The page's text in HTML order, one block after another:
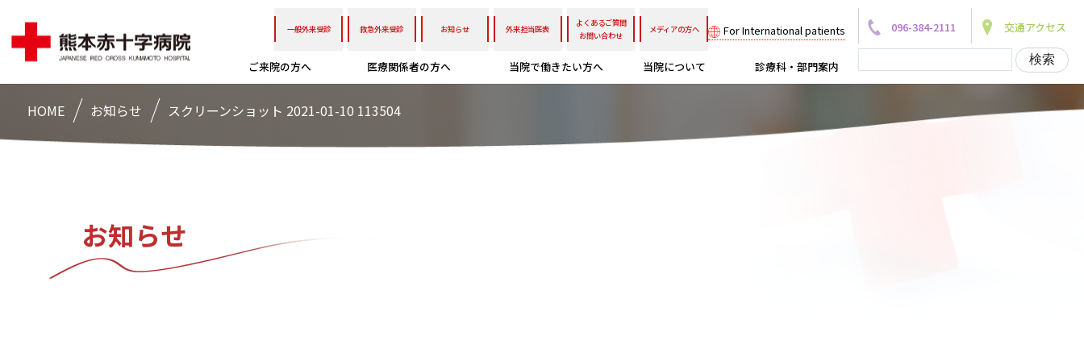
一般外来受診 救急外来受診 お知らせ 外来担当医表
よくあるご質問
お問い合わせ
メディアの方へ For International patients
ご来院の方へ 医療関係者の方へ 当院で働きたい方へ 当院について 診療科・部門案内
096-384-2111 交通アクセス
HOME お知らせ スクリーンショット 2021-01-10 113504
お知らせ